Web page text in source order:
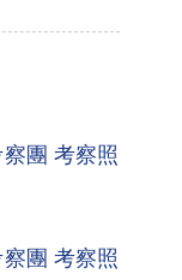
團 考察照
團 考察照